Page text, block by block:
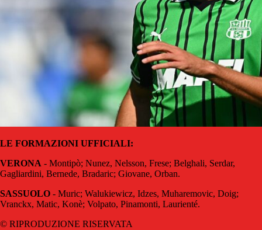
LE FORMAZIONI UFFICIALI:
VERONA - Montipò; Nunez, Nelsson, Frese; Belghali, Serdar,
Gagliardini, Bernede, Bradaric; Giovane, Orban.
SASSUOLO - Muric; Walukiewicz, Idzes, Muharemovic, Doig;
Vranckx, Matic, Konè; Volpato, Pinamonti, Laurienté.
© RIPRODUZIONE RISERVATA